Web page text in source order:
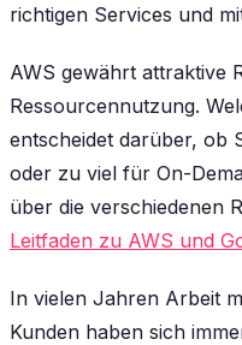
richtigen Services und
AWS gewährt attraktive
Ressourcennutzung.
entscheidet darüber, ob
oder zu viel für On-
über die verschiedenen
Leitfaden zu AWS und
In vielen Jahren Arbeit
Kunden haben sich